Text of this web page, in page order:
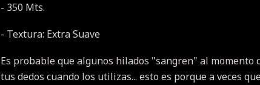
- 350 Mts.
- Textura: Extra Suave
Es probable que algunos hilados "sangren" al momento
tus dedos cuando los utilizas... esto es porque a veces